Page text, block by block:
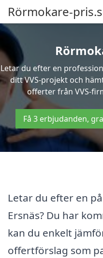
Rörmokare-
Letar du efter en
ditt VVS-projekt och
offerter från VVS-
Få 3 erbjudanden,
Letar du efter en
Ersnäs? Du har
kan du enkelt
offertförslag som